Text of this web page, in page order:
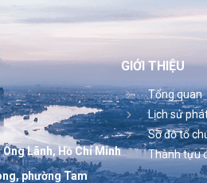
Lãnh, Hồ Chí Minh
phường Tam
GIỚI THIỆU
Tổng quan
Lịch sử
Sơ đồ tổ
Thành tựu